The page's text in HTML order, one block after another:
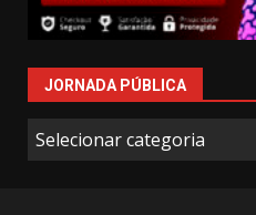
JORNADA PÚBLICA
Jornada
Pública